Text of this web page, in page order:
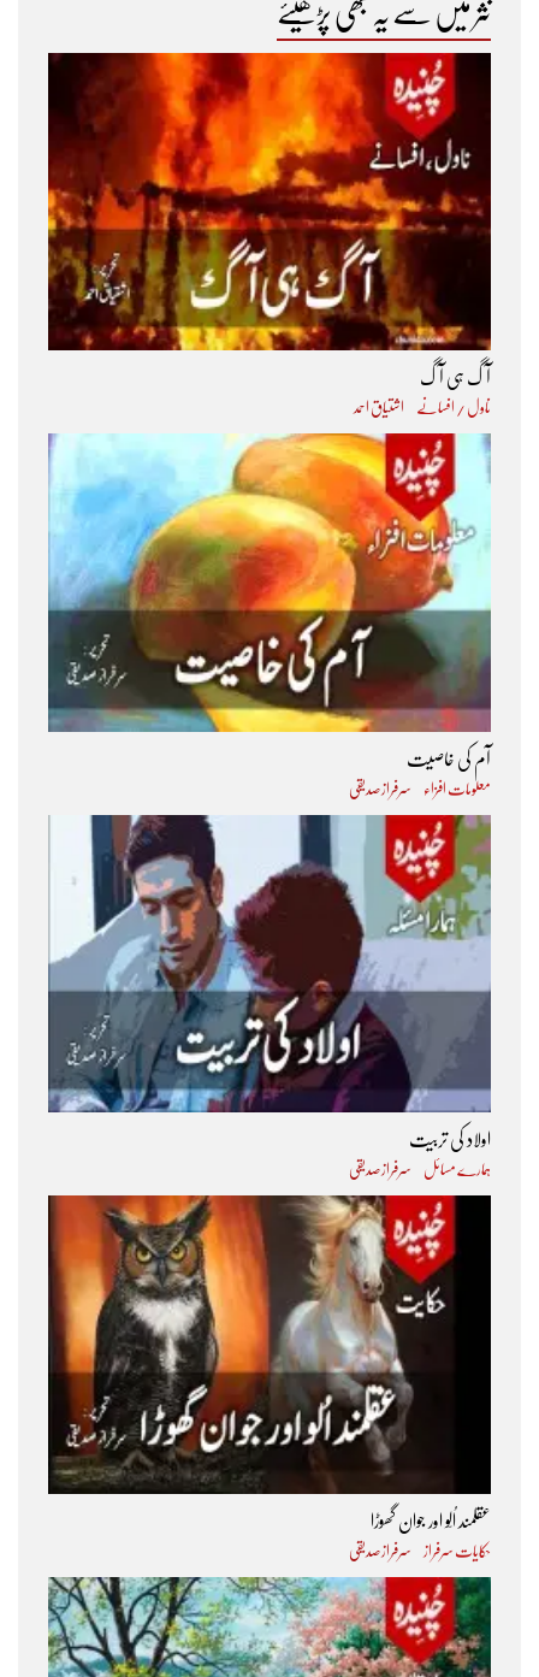
نثر میں سے یہ بھی پڑھیئے
آگ ہی آگ
ناول / افسانے اشتیاق احمد
آم کی خاصیت
معلومات افزاء سرفراز صدیقی
اولاد کی تربیت
ہمارے مسائل سرفراز صدیقی
عقلمند اُلّو اور جوان گھوڑا
حکایات سرفراز سرفراز صدیقی